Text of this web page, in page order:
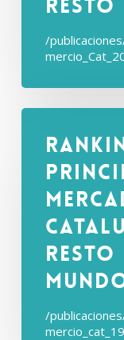
Resto
/
Resto
/